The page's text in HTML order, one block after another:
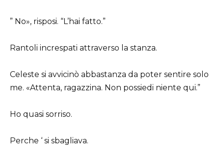
” No», risposi. “L’hai fatto.”
Rantoli increspati attraverso la stanza.
Celeste si avvicinò abbastanza da poter sentire solo
me. «Attenta, ragazzina. Non possiedi niente qui.”
Ho quasi sorriso.
Perche ‘ si sbagliava.